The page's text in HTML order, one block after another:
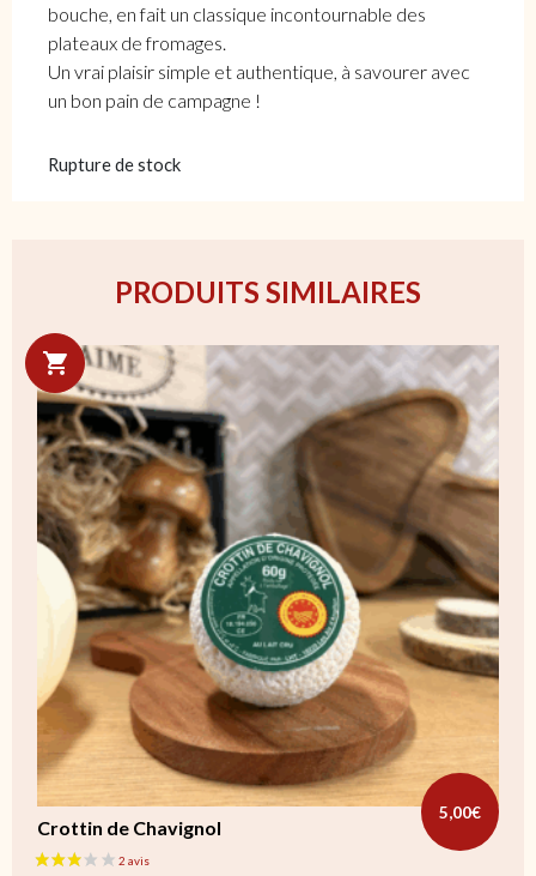
bouche, en fait un classique incontournable des
plateaux de fromages.
Un vrai plaisir simple et authentique, à savourer avec
un bon pain de campagne !
Rupture de stock
PRODUITS SIMILAIRES
Crottin de Chavignol
5,00€